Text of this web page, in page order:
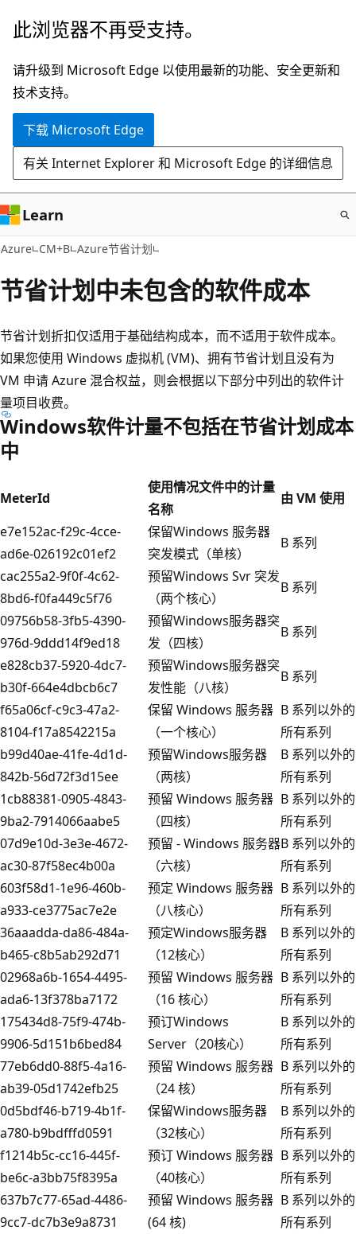
跳
主
要
内
此浏览器不再受支持。
请升级到 Microsoft Edge 以使用最新的功能、安全更新和
技术支持。
下载 Microsoft Edge
有关 Internet Explorer 和 Microsoft Edge 的详细信息
Learn
Azure CM+B Azure节省计划
节省计划中未包含的软件成本
节省计划折扣仅适用于基础结构成本，而不适用于软件成本。
如果您使用 Windows 虚拟机 (VM)、拥有节省计划且没有为
VM 申请 Azure 混合权益，则会根据以下部分中列出的软件计
量项目收费。
Windows软件计量不包括在节省计划成本
中
MeterId
使用情况文件中的计量
名称
由 VM 使用
e7e152ac-f29c-4cce-
ad6e-026192c01ef2
保留Windows 服务器
突发模式（单核）
B 系列
cac255a2-9f0f-4c62-
8bd6-f0fa449c5f76
预留Windows Svr 突发
（两个核心）
B 系列
09756b58-3fb5-4390-
976d-9ddd14f9ed18
预留Windows服务器突
发（四核）
B 系列
e828cb37-5920-4dc7-
b30f-664e4dbcb6c7
预留Windows服务器突
发性能（八核）
B 系列
f65a06cf-c9c3-47a2-
8104-f17a8542215a
保留 Windows 服务器
（一个核心）
B 系列以外的
所有系列
b99d40ae-41fe-4d1d-
842b-56d72f3d15ee
预留Windows服务器
（两核）
B 系列以外的
所有系列
1cb88381-0905-4843-
9ba2-7914066aabe5
预留 Windows 服务器
（四核）
B 系列以外的
所有系列
07d9e10d-3e3e-4672-
ac30-87f58ec4b00a
预留 - Windows 服务器
（六核）
B 系列以外的
所有系列
603f58d1-1e96-460b-
a933-ce3775ac7e2e
预定 Windows 服务器
（八核心）
B 系列以外的
所有系列
36aaadda-da86-484a-
b465-c8b5ab292d71
预定Windows服务器
（12核心）
B 系列以外的
所有系列
02968a6b-1654-4495-
ada6-13f378ba7172
预留 Windows 服务器
（16 核心）
B 系列以外的
所有系列
175434d8-75f9-474b-
9906-5d151b6bed84
预订Windows
Server（20核心）
B 系列以外的
所有系列
77eb6dd0-88f5-4a16-
ab39-05d1742efb25
预留 Windows 服务器
（24 核）
B 系列以外的
所有系列
0d5bdf46-b719-4b1f-
a780-b9bdfffd0591
保留Windows服务器
（32核心）
B 系列以外的
所有系列
f1214b5c-cc16-445f-
be6c-a3bb75f8395a
预订 Windows 服务器
（40核心）
B 系列以外的
所有系列
637b7c77-65ad-4486-
9cc7-dc7b3e9a8731
预留 Windows 服务器
(64 核)
B 系列以外的
所有系列